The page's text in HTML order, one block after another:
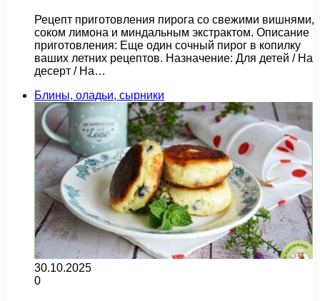
Рецепт приготовления пирога со свежими вишнями,
соком лимона и миндальным экстрактом. Описание
приготовления: Еще один сочный пирог в копилку
ваших летних рецептов. Назначение: Для детей / На
десерт / На…
Блины, оладьи, сырники
30.10.2025
0